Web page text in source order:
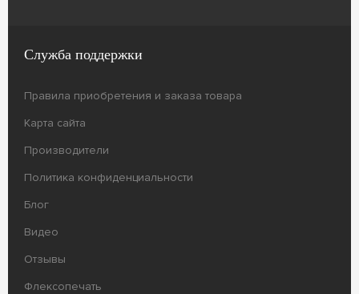
Служба поддержки
Правила приобретения и заказа товара
Карта сайта
Производители
Политика конфиденциальности
Блог
Видео
Отзывы
Флексопечать